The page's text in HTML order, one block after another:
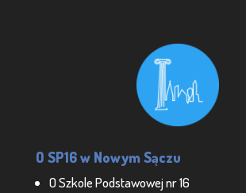
O SP16 w Nowym Sączu
O Szkole Podstawowej nr 16